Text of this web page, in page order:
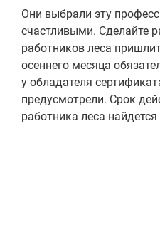
Они выбрали эту
счастливыми. Сделайте
работников леса
осеннего месяца
у обладателя
предусмотрели. Срок
работника леса